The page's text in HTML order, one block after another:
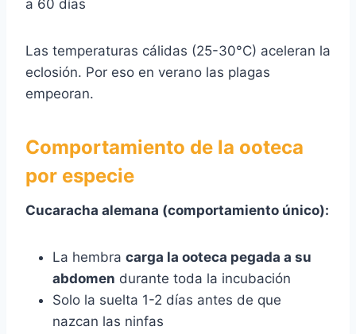
a 60 días
Las temperaturas cálidas (25-30°C) aceleran la
eclosión. Por eso en verano las plagas
empeoran.
Comportamiento de la ooteca
por especie
Cucaracha alemana (comportamiento único):
La hembra carga la ooteca pegada a su
abdomen durante toda la incubación
Solo la suelta 1-2 días antes de que
nazcan las ninfas